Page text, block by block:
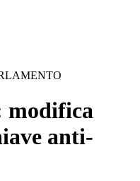
modifica
anti-